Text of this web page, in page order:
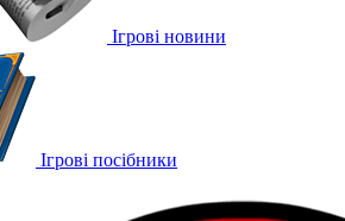
Ігрові новини
Ігрові посібники